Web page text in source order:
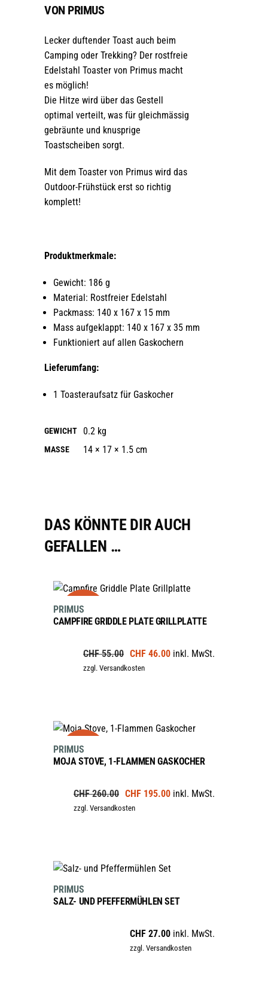
VON PRIMUS
Lecker duftender Toast auch beim
Camping oder Trekking? Der rostfreie
Edelstahl Toaster von Primus macht
es möglich!
Die Hitze wird über das Gestell
optimal verteilt, was für gleichmässig
gebräunte und knusprige
Toastscheiben sorgt.
Mit dem Toaster von Primus wird das
Outdoor-Frühstück erst so richtig
komplett!
Produktmerkmale:
Gewicht: 186 g
Material: Rostfreier Edelstahl
Packmass: 140 x 167 x 15 mm
Mass aufgeklappt: 140 x 167 x 35 mm
Funktioniert auf allen Gaskochern
Lieferumfang:
1 Toasteraufsatz für Gaskocher
GEWICHT 0.2 kg
MASSE 14 × 17 × 1.5 cm
DAS KÖNNTE DIR AUCH
GEFALLEN …
sale
IN DEN WARENKORB
CAMPFIRE GRIDDLE PLATE GRILLPLATTE
CHF55.00 Ursprünglicher
Preis
war:
CHF 46.00Aktueller
inkl. MwSt.
zzgl. Versandkosten
PRIMUS
sale
IN DEN WARENKORB
MOJA STOVE, 1-FLAMMEN GASKOCHER
CHF260.00 Ursprünglicher
war:
CHF 195.00Aktueller
inkl. MwSt.
zzgl. Versandkosten
PRIMUS
IN DEN WARENKORB
SALZ- UND PFEFFERMÜHLEN SET
CHF 27.00 inkl. MwSt.
zzgl. Versandkosten
PRIMUS